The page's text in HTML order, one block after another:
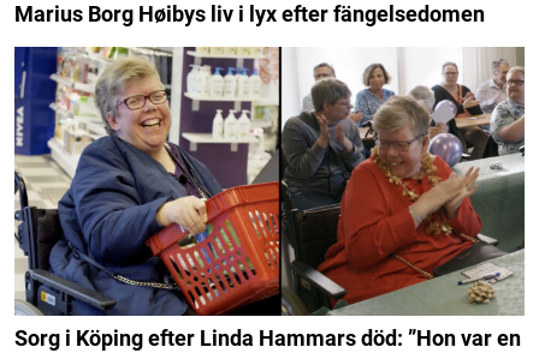
Marius Borg Høibys liv i lyx efter fängelsedomen
Sorg i Köping efter Linda Hammars död: ”Hon var en